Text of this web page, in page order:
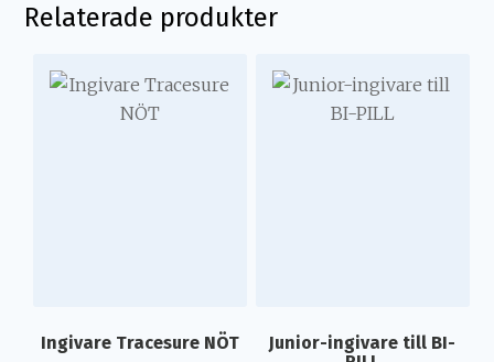
Relaterade produkter
Ingivare Tracesure NÖT
Junior-ingivare till BI-